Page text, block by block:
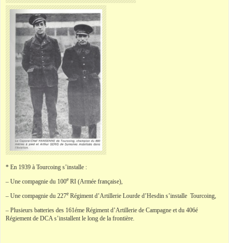
* En 1939 à Tourcoing s’installe :
– Une compagnie du 100e RI (Armée française),
– Une compagnie du 227e Régiment d’Artillerie Lourde d’Hesdin s’installe Tourcoing,
– Plusieurs batteries des 161éme Régiment d’Artillerie de Campagne et du 406é
Régiement de DCA s’installent le long de la frontière.